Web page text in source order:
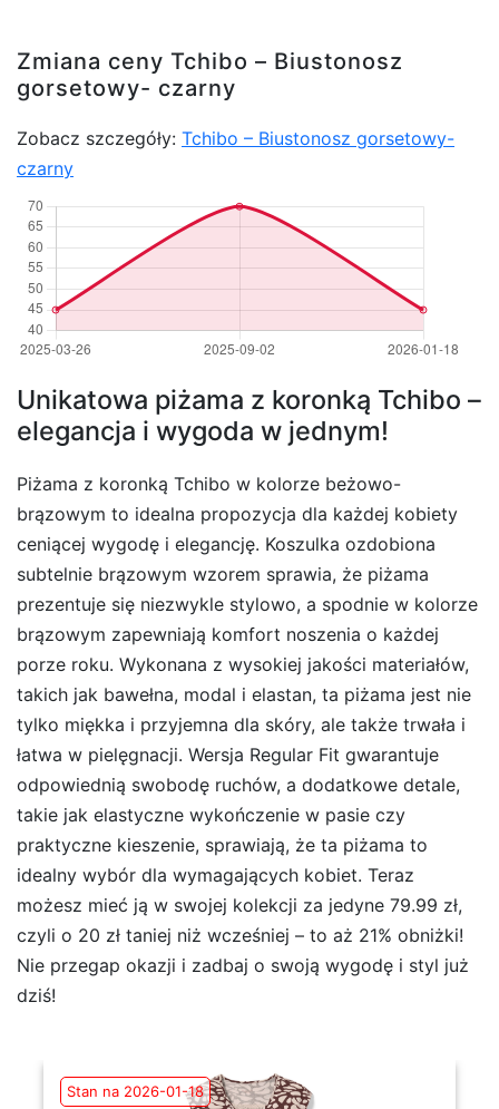
Zmiana ceny Tchibo – Biustonosz
gorsetowy- czarny
Zobacz szczegóły: Tchibo – Biustonosz gorsetowy-
czarny
Unikatowa piżama z koronką Tchibo –
elegancja i wygoda w jednym!
Piżama z koronką Tchibo w kolorze beżowo-
brązowym to idealna propozycja dla każdej kobiety
ceniącej wygodę i elegancję. Koszulka ozdobiona
subtelnie brązowym wzorem sprawia, że piżama
prezentuje się niezwykle stylowo, a spodnie w kolorze
brązowym zapewniają komfort noszenia o każdej
porze roku. Wykonana z wysokiej jakości materiałów,
takich jak bawełna, modal i elastan, ta piżama jest nie
tylko miękka i przyjemna dla skóry, ale także trwała i
łatwa w pielęgnacji. Wersja Regular Fit gwarantuje
odpowiednią swobodę ruchów, a dodatkowe detale,
takie jak elastyczne wykończenie w pasie czy
praktyczne kieszenie, sprawiają, że ta piżama to
idealny wybór dla wymagających kobiet. Teraz
możesz mieć ją w swojej kolekcji za jedyne 79.99 zł,
czyli o 20 zł taniej niż wcześniej – to aż 21% obniżki!
Nie przegap okazji i zadbaj o swoją wygodę i styl już
dziś!
Stan na 2026-01-18